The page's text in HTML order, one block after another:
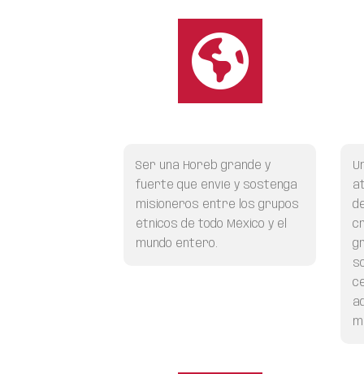
Ser una Horeb grande y
fuerte que envíe y sostenga
misioneros entre los grupos
étnicos de todo México y el
mundo entero.